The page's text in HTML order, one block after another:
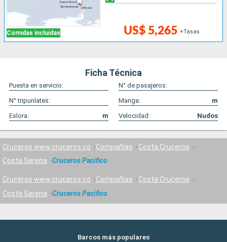
Comidas incluidas US$ 5,265 +Tasas
Ficha Técnica
Puesta en servicio:
N° de pasajeros:
N° tripunlates:
Manga:
m
Eslora:
m Velocidad: Nudos
Cruceros www.cruceros.co Compañías
Costa Cruceros
Costa Serena
Cruceros Pacifico
Cruceros www.cruceros.co Compañías
Costa Cruceros
Costa Serena
Cruceros Pacifico
Barcos más populares